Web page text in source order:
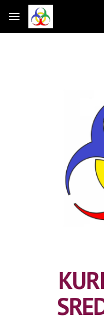
Skip to main content